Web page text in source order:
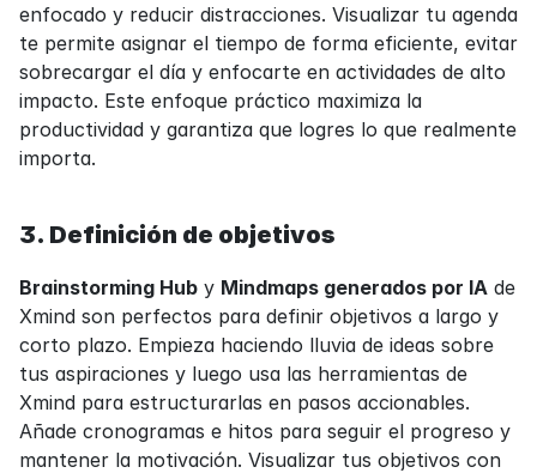
enfocado y reducir distracciones. Visualizar tu agenda
te permite asignar el tiempo de forma eficiente, evitar
sobrecargar el día y enfocarte en actividades de alto
impacto. Este enfoque práctico maximiza la
productividad y garantiza que logres lo que realmente
importa.
3. Definición de objetivos
Brainstorming Hub y Mindmaps generados por IA de
Xmind son perfectos para definir objetivos a largo y
corto plazo. Empieza haciendo lluvia de ideas sobre
tus aspiraciones y luego usa las herramientas de
Xmind para estructurarlas en pasos accionables.
Añade cronogramas e hitos para seguir el progreso y
mantener la motivación. Visualizar tus objetivos con